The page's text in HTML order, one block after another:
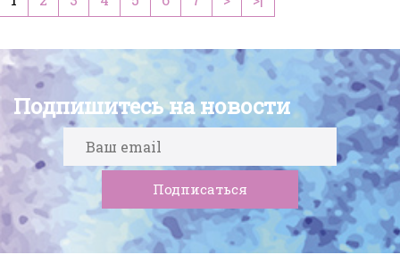
Подпишитесь на новости